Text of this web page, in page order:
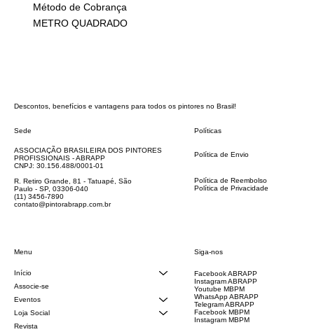
Método de Cobrança
METRO QUADRADO
Descontos, benefícios e vantagens para todos os pintores no Brasil!
Sede
ASSOCIAÇÃO BRASILEIRA DOS PINTORES
PROFISSIONAIS - ABRAPP
CNPJ: 30.156.488/0001-01
R. Retiro Grande, 81 - Tatuapé, São
Paulo - SP, 03306-040
(11) 3456-7890
contato@pintorabrapp.com.br
Menu
Início
Associe-se
Eventos
Loja Social
Revista
Políticas
Política de Envio
Política de Reembolso
Política de Privacidade
Siga-nos
Facebook ABRAPP
Instagram ABRAPP
Youtube MBPM
WhatsApp ABRAPP
Telegram ABRAPP
Facebook MBPM
Instagram MBPM